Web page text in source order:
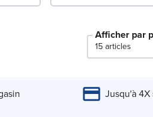
Afficher par
Jusqu'à 4X